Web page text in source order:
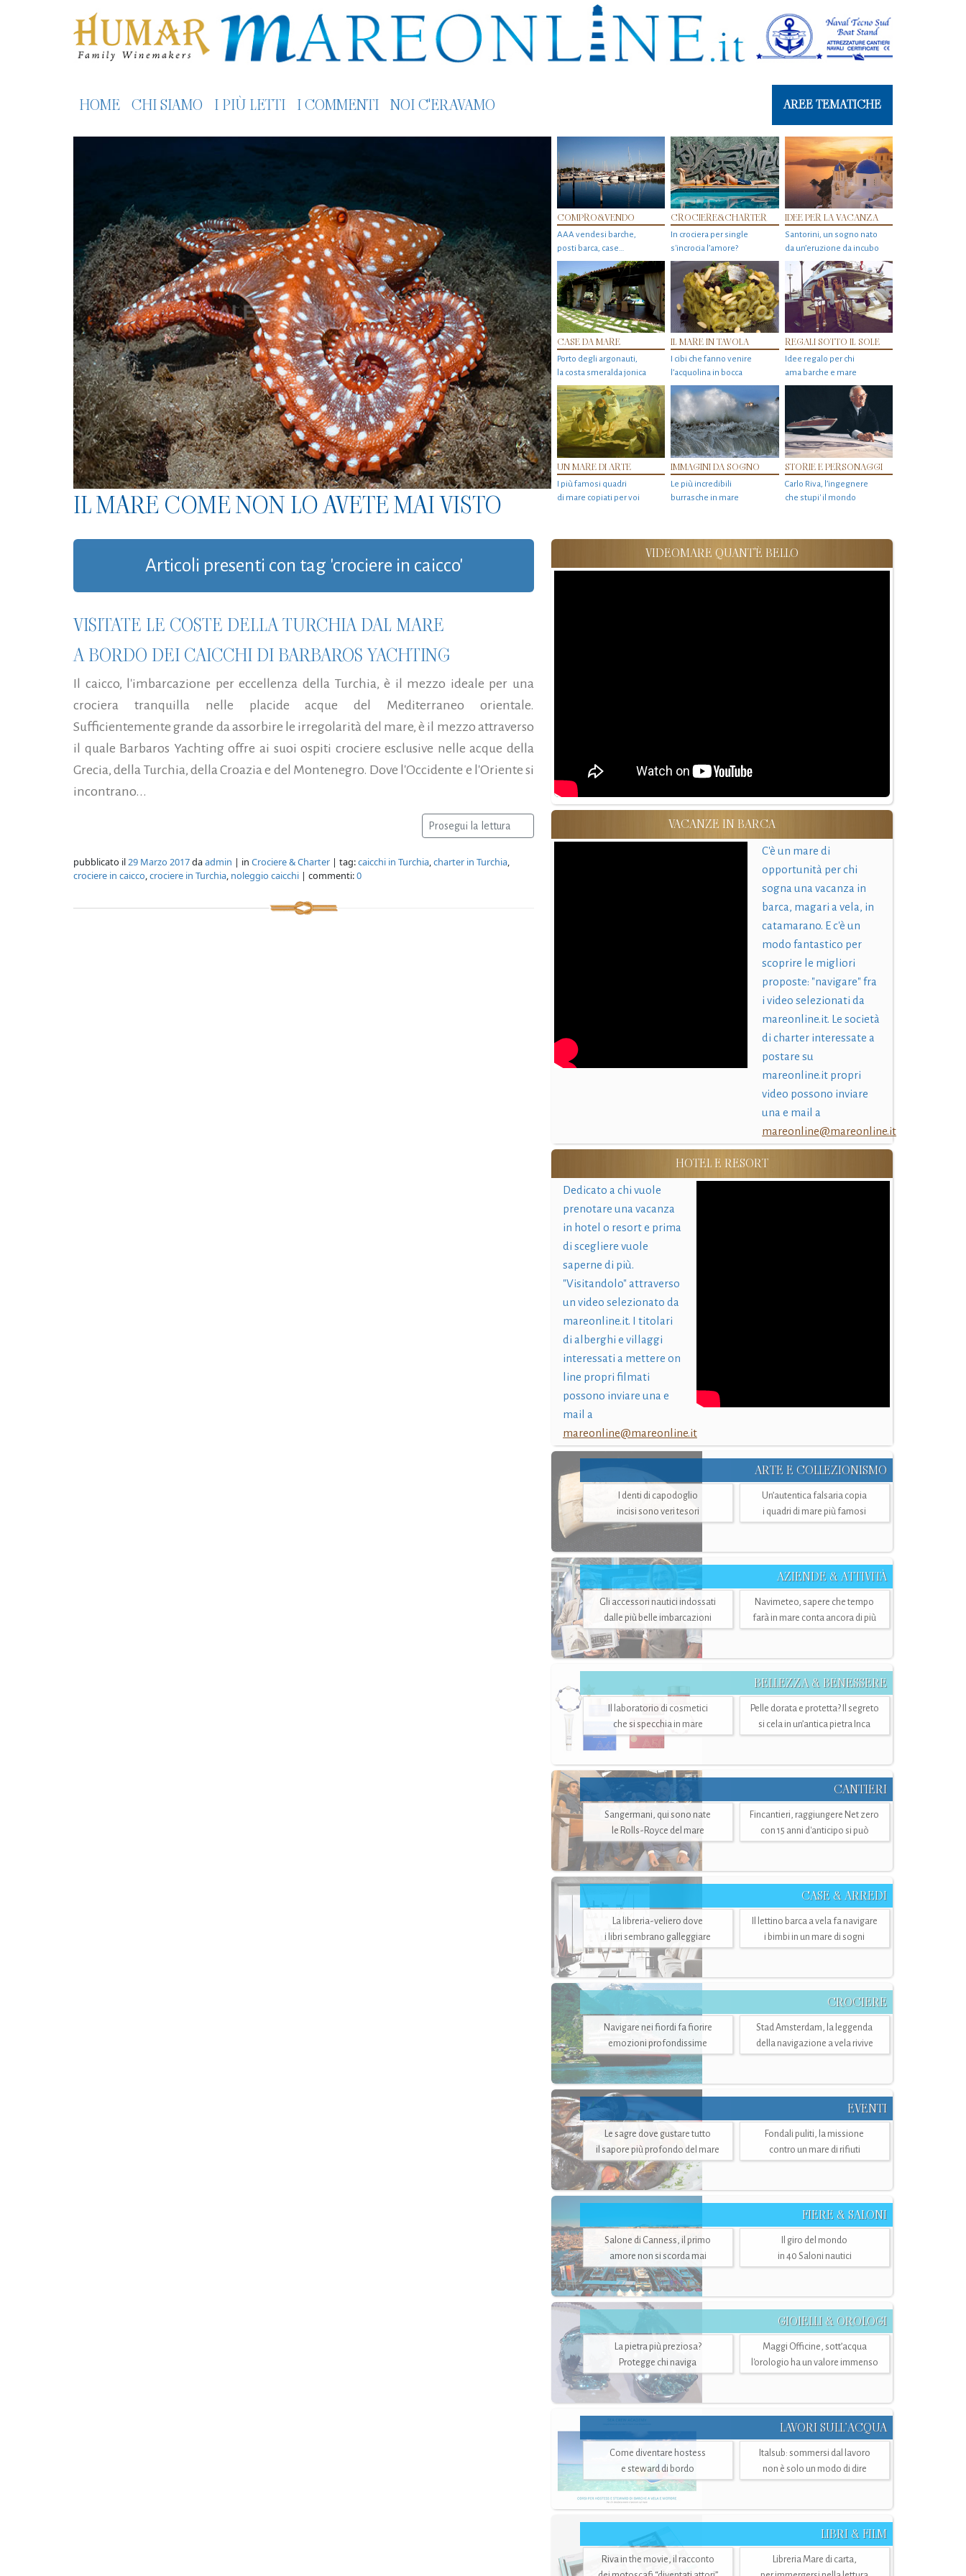
HOME CHI SIAMO I PIÙ LETTI I COMMENTI NOI C'ERAVAMO AREE TEMATICHE
IL MARE COME NON LO AVETE MAI VISTO
COMPRO&VENDO
AAA vendesi barche,
posti barca, case…
CROCIERE&CHARTER
In crociera per single
s'incrocia l’amore?
IDEE PER LA VACANZA
Santorini, un sogno nato
da un’eruzione da incubo
CASE DA MARE
Porto degli argonauti,
la costa smeralda jonica
IL MARE IN TAVOLA
I cibi che fanno venire
l’acquolina in bocca
REGALI SOTTO IL SOLE
Idee regalo per chi
ama barche e mare
UN MARE DI ARTE
I più famosi quadri
di mare copiati per voi
IMMAGINI DA SOGNO
Le più incredibili
burrasche in mare
STORIE E PERSONAGGI
Carlo Riva, l’ingegnere
che stupi' il mondo
Articoli presenti con tag 'crociere in caicco'
VISITATE LE COSTE DELLA TURCHIA DAL MARE
A BORDO DEI CAICCHI DI BARBAROS YACHTING
Il caicco, l'imbarcazione per eccellenza della Turchia, è il mezzo ideale per una
crociera tranquilla nelle placide acque del Mediterraneo orientale.
Sufficientemente grande da assorbire le irregolarità del mare, è il mezzo attraverso
il quale Barbaros Yachting offre ai suoi ospiti crociere esclusive nelle acque della
Grecia, della Turchia, della Croazia e del Montenegro. Dove l'Occidente e l'Oriente si
incontrano...
Prosegui la lettura
pubblicato il29 Marzo 2017daadmin | in Crociere & Charter | tag:caicchi in Turchia,charter in Turchia,
crociere in caicco,crociere in Turchia, noleggio caicchi | commenti:0
VIDEOMARE QUANT'È BELLO
VACANZE IN BARCA
C'è un mare di
opportunità per chi
sogna una vacanza in
barca, magari a vela, in
catamarano. E c'è un
modo fantastico per
scoprire le migliori
proposte: "navigare" fra
i video selezionati da
mareonline.it. Le società
di charter interessate a
postare su
mareonline.it propri
video possono inviare
una e mail a
mareonline@mareonline.it
HOTEL E RESORT
Dedicato a chi vuole
prenotare una vacanza
in hotel o resort e prima
di scegliere vuole
saperne di più.
"Visitandolo" attraverso
un video selezionato da
mareonline.it. I titolari
di alberghi e villaggi
interessati a mettere on
line propri filmati
possono inviare una e
mail a
mareonline@mareonline.it
ARTE E COLLEZIONISMO
I denti di capodoglio
incisi sono veri tesori
Un’autentica falsaria copia
i quadri di mare più famosi
AZIENDE & ATTIVITÀ
Gli accessori nautici indossati
dalle più belle imbarcazioni
Navimeteo, sapere che tempo
farà in mare conta ancora di più
BELLEZZA & BENESSERE
Il laboratorio di cosmetici
che si specchia in mare
Pelle dorata e protetta? Il segreto
si cela in un’antica pietra Inca
CANTIERI
Sangermani, qui sono nate
le Rolls-Royce del mare
Fincantieri, raggiungere Net zero
con 15 anni d'anticipo si può
CASE & ARREDI
La libreria-veliero dove
i libri sembrano galleggiare
Il lettino barca a vela fa navigare
i bimbi in un mare di sogni
CROCIERE
Navigare nei fiordi fa fiorire
emozioni profondissime
Stad Amsterdam, la leggenda
della navigazione a vela rivive
EVENTI
Le sagre dove gustare tutto
il sapore più profondo del mare
Fondali puliti, la missione
contro un mare di rifiuti
FIERE & SALONI
Salone di Canness, il primo
amore non si scorda mai
Il giro del mondo
in 40 Saloni nautici
GIOIELLI & OROLOGI
La pietra più preziosa?
Protegge chi naviga
Maggi Officine, sott’acqua
l'orologio ha un valore immenso
LAVORI SULL’ACQUA
Come diventare hostess
e steward di bordo
Italsub: sommersi dal lavoro
non è solo un modo di dire
LIBRI & FILM
Riva in the movie, il racconto
Libreria Mare di carta,